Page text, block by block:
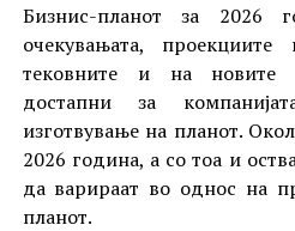
Бизнис-планот за 2026
очекувањата,
тековните и на новите
достапни за
изготвување на планот.
2026 година, а со тоа и
да варираат во однос на
планот.